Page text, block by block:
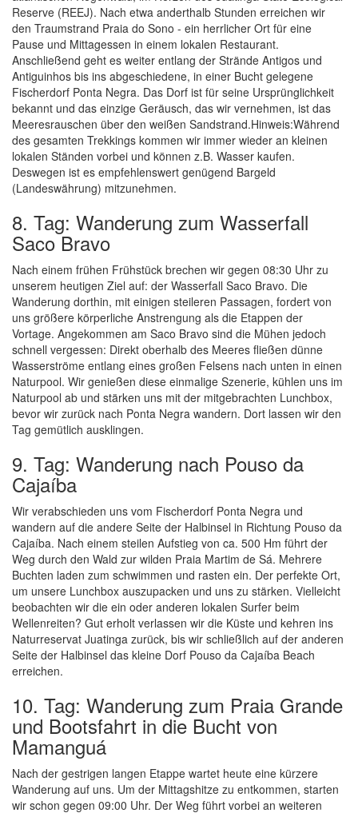
Reserve (REEJ). Nach etwa anderthalb Stunden erreichen wir
den Traumstrand Praia do Sono - ein herrlicher Ort für eine
Pause und Mittagessen in einem lokalen Restaurant.
Anschließend geht es weiter entlang der Strände Antigos und
Antiguinhos bis ins abgeschiedene, in einer Bucht gelegene
Fischerdorf Ponta Negra. Das Dorf ist für seine Ursprünglichkeit
bekannt und das einzige Geräusch, das wir vernehmen, ist das
Meeresrauschen über den weißen Sandstrand.Hinweis:Während
des gesamten Trekkings kommen wir immer wieder an kleinen
lokalen Ständen vorbei und können z.B. Wasser kaufen.
Deswegen ist es empfehlenswert genügend Bargeld
(Landeswährung) mitzunehmen.
8. Tag: Wanderung zum Wasserfall
Saco Bravo
Nach einem frühen Frühstück brechen wir gegen 08:30 Uhr zu
unserem heutigen Ziel auf: der Wasserfall Saco Bravo. Die
Wanderung dorthin, mit einigen steileren Passagen, fordert von
uns größere körperliche Anstrengung als die Etappen der
Vortage. Angekommen am Saco Bravo sind die Mühen jedoch
schnell vergessen: Direkt oberhalb des Meeres fließen dünne
Wasserströme entlang eines großen Felsens nach unten in einen
Naturpool. Wir genießen diese einmalige Szenerie, kühlen uns im
Naturpool ab und stärken uns mit der mitgebrachten Lunchbox,
bevor wir zurück nach Ponta Negra wandern. Dort lassen wir den
Tag gemütlich ausklingen.
9. Tag: Wanderung nach Pouso da
Cajaíba
Wir verabschieden uns vom Fischerdorf Ponta Negra und
wandern auf die andere Seite der Halbinsel in Richtung Pouso da
Cajaíba. Nach einem steilen Aufstieg von ca. 500 Hm führt der
Weg durch den Wald zur wilden Praia Martim de Sá. Mehrere
Buchten laden zum schwimmen und rasten ein. Der perfekte Ort,
um unsere Lunchbox auszupacken und uns zu stärken. Vielleicht
beobachten wir die ein oder anderen lokalen Surfer beim
Wellenreiten? Gut erholt verlassen wir die Küste und kehren ins
Naturreservat Juatinga zurück, bis wir schließlich auf der anderen
Seite der Halbinsel das kleine Dorf Pouso da Cajaíba Beach
erreichen.
10. Tag: Wanderung zum Praia Grande
und Bootsfahrt in die Bucht von
Mamanguá
Nach der gestrigen langen Etappe wartet heute eine kürzere
Wanderung auf uns. Um der Mittagshitze zu entkommen, starten
wir schon gegen 09:00 Uhr. Der Weg führt vorbei an weiteren